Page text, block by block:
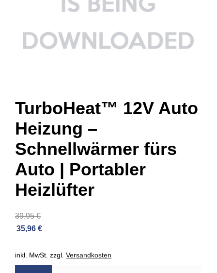
TurboHeat™ 12V Auto
Heizung –
Schnellwärmer fürs
Auto | Portabler
Heizlüfter
39,95€
35,96 €
inkl. MwSt. zzgl. Versandkosten